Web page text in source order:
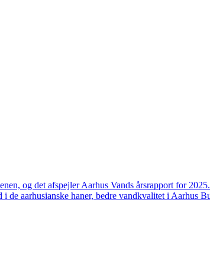
og det afspejler Aarhus Vands årsrapport for
aarhusianske haner, bedre vandkvalitet i Aarhus